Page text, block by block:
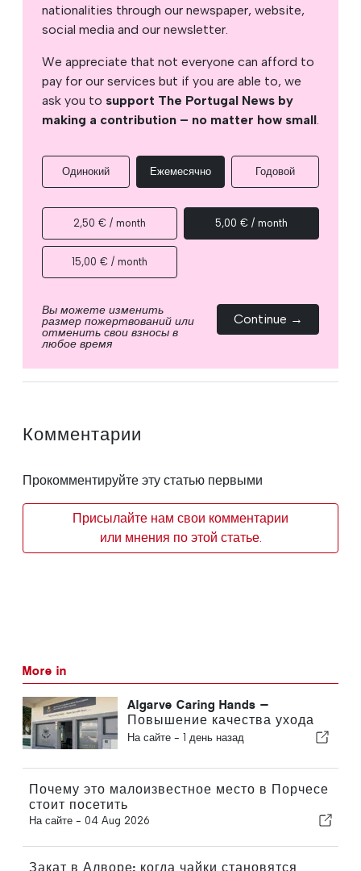
nationalities through our newspaper, website,
social media and our newsletter.
We appreciate that not everyone can afford to
pay for our services but if you are able to, we
ask you to support The Portugal News by
making a contribution – no matter how small.
Одинокий Ежемесячно Годовой
2,50 € / month 5,00 € / month
15,00 € / month
Вы можете изменить
размер пожертвований или
отменить свои взносы в
любое время
Continue →
Комментарии
Прокомментируйте эту статью первыми
Присылайте нам свои комментарии
или мнения по этой статье.
More in
Algarve Caring Hands —
Повышение качества ухода
на дому в Алгарве
На сайте - 1 день назад
Почему это малоизвестное место в Порчесе
стоит посетить
На сайте - 04 Aug 2026
Закат в Алворе: когда чайки становятся